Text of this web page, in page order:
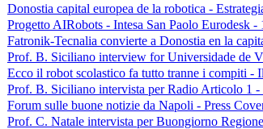
Donostia capital europea de la robotica -
Progetto AIRobots - Intesa San Paolo Eurodesk -
Fatronik-Tecnalia convierte a Donostia en la
Prof. B. Siciliano interview for Universidade de
Ecco il robot scolastico fa tutto tranne i compiti -
Prof. B. Siciliano intervista per Radio Articolo 1 -
Forum sulle buone notizie da Napoli - Press
Prof. C. Natale intervista per Buongiorno